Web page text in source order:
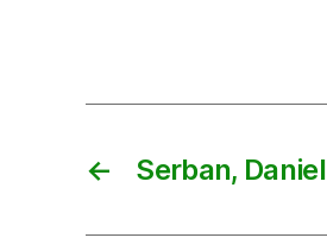
← Serban, Daniel